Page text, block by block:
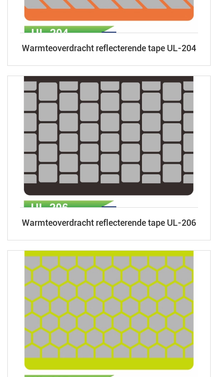
Warmteoverdracht reflecterende tape UL-204
Warmteoverdracht reflecterende tape UL-206